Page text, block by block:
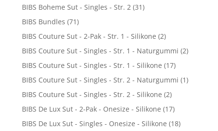
BIBS Boheme Sut - Singles - Str. 2 (31)
BIBS Bundles (71)
BIBS Couture Sut - 2-Pak - Str. 1 - Silikone (2)
BIBS Couture Sut - Singles - Str. 1 - Naturgummi (2)
BIBS Couture Sut - Singles - Str. 1 - Silikone (17)
BIBS Couture Sut - Singles - Str. 2 - Naturgummi (1)
BIBS Couture Sut - Singles - Str. 2 - Silikone (2)
BIBS De Lux Sut - 2-Pak - Onesize - Silikone (17)
BIBS De Lux Sut - Singles - Onesize - Silikone (18)